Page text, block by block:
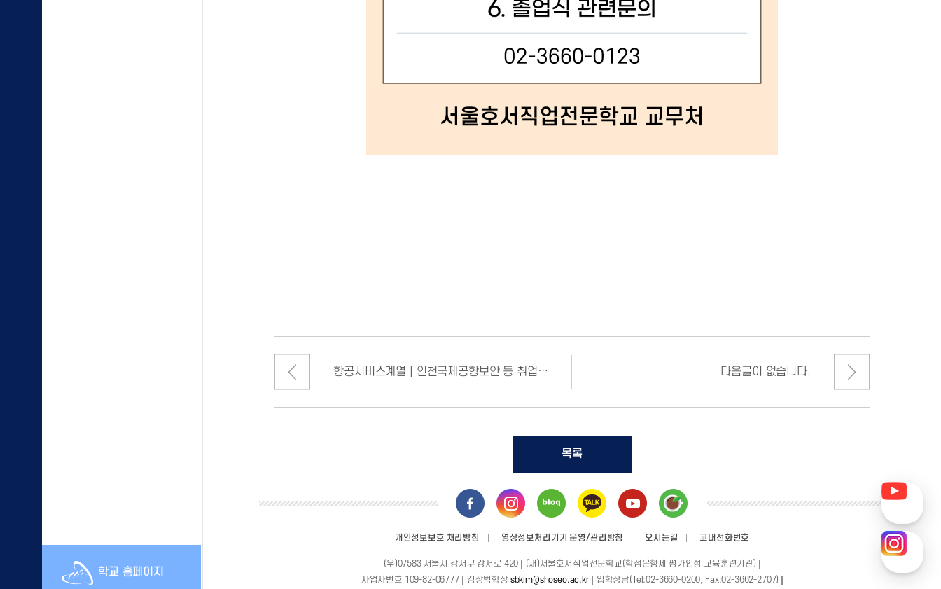
학교 홈페이지
항공서비스계열 | 인천국제공항보안 등 취업 소식 다음글이 없습니다.
목록
개인정보보호 처리방침 영상정보처리기기 운영/관리방침 오시는길 교내전화번호
(우)07583 서울시 강서구 강서로 420
(재)서울호서직업전문학교(학점은행제 평가인정 교육훈련기관)
사업자번호 109-82-06777
김상범학장 sbkim@shoseo.ac.kr 입학상담(Tel:02-3660-0200, Fax:02-3662-2707)